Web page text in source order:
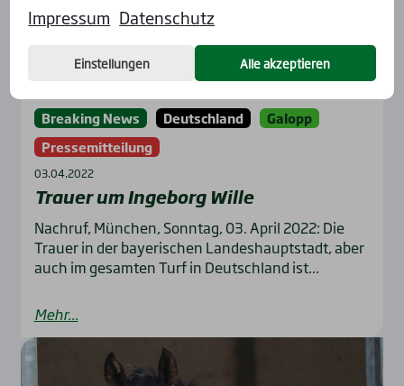
Breaking News Deutschland
Galopp
Pressemitteilung
03.04.2022
Trau­er um Inge­borg Wil­le
Nachruf, München, Sonntag, 03. April 2022: Die
Trauer in der bayerischen Landeshauptstadt, aber
auch im gesamten Turf in Deutschland ist...
Mehr...
Impressum Datenschutz
Einstellungen Alle akzeptieren